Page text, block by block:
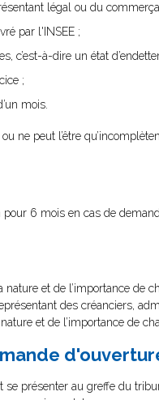
légal ou du
par l'INSEE ;
c’est-à-dire un état
;
mois.
ne peut l’être
pour 6 mois en cas de
et de l’importance de
des créanciers,
et de l’importance de
se présenter au greffe du